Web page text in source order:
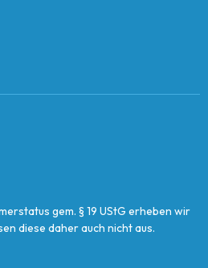
gem. § 19 UStG erheben wir
diese daher auch nicht aus.